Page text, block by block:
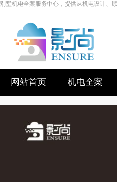
别墅机电全案服务中心，提供从机电设计、
网站首页 机电全案